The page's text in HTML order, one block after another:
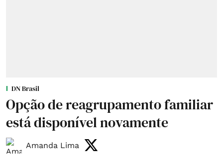
DN Brasil
Opção de reagrupamento familiar
está disponível novamente
Amanda Lima